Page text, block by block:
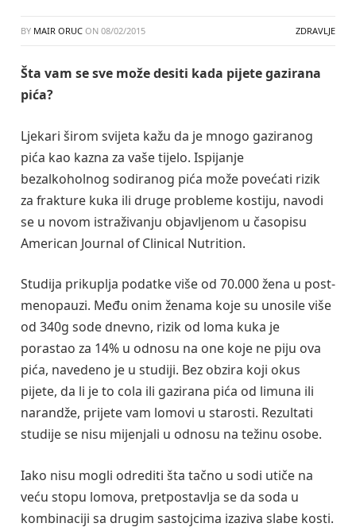
BY MAIR ORUC ON 08/02/2015 ZDRAVLJE
Šta vam se sve može desiti kada pijete gazirana
pića?
Ljekari širom svijeta kažu da je mnogo gaziranog
pića kao kazna za vaše tijelo. Ispijanje
bezalkoholnog sodiranog pića može povećati rizik
za frakture kuka ili druge probleme kostiju, navodi
se u novom istraživanju objavljenom u časopisu
American Journal of Clinical Nutrition.
Studija prikuplja podatke više od 70.000 žena u post-
menopauzi. Među onim ženama koje su unosile više
od 340g sode dnevno, rizik od loma kuka je
porastao za 14% u odnosu na one koje ne piju ova
pića, navedeno je u studiji. Bez obzira koji okus
pijete, da li je to cola ili gazirana pića od limuna ili
narandže, prijete vam lomovi u starosti. Rezultati
studije se nisu mijenjali u odnosu na težinu osobe.
Iako nisu mogli odrediti šta tačno u sodi utiče na
veću stopu lomova, pretpostavlja se da soda u
kombinaciji sa drugim sastojcima izaziva slabe kosti.